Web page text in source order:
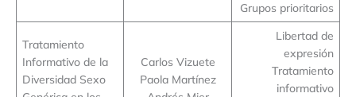
Grupos prioritarios
Tratamiento
Informativo de la
Diversidad Sexo
Carlos Vizuete
Paola Martínez
Libertad de
expresión
Tratamiento
informativo